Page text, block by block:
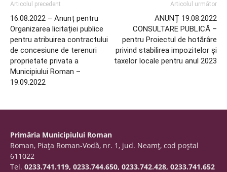
Articolul precedent
16.08.2022 – Anunț pentru
Organizarea licitației publice
pentru atribuirea contractului
de concesiune de terenuri
proprietate privata a
Municipiului Roman –
19.09.2022
Articolul următor
ANUNȚ 19.08.2022
CONSULTARE PUBLICĂ –
pentru Proiectul de hotărâre
privind stabilirea impozitelor şi
taxelor locale pentru anul 2023
Primăria Municipiului Roman
Roman, Piaţa Roman-Vodă, nr. 1, jud. Neamţ, cod poştal
611022
Tel. 0233.741.119, 0233.744.650, 0233.742.428, 0233.741.652